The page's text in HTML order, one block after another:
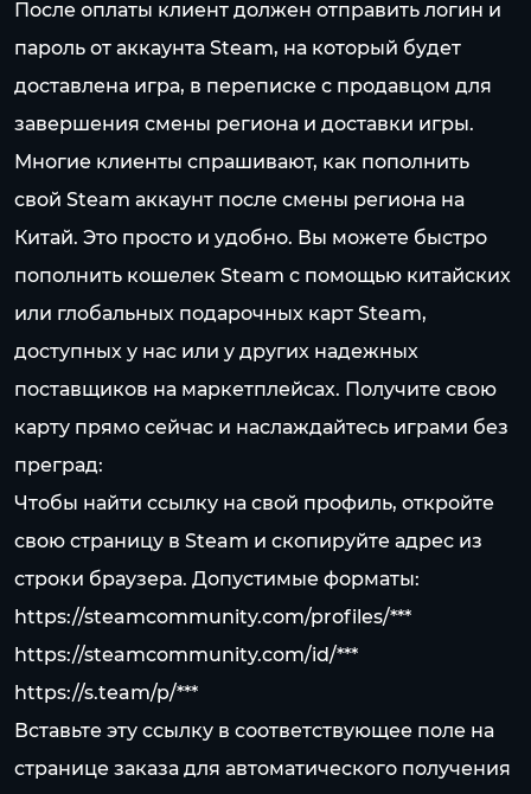
После оплаты клиент должен отправить логин и
пароль от аккаунта Steam, на который будет
доставлена игра, в переписке с продавцом для
завершения смены региона и доставки игры.
Многие клиенты спрашивают, как пополнить
свой Steam аккаунт после смены региона на
Китай. Это просто и удобно. Вы можете быстро
пополнить кошелек Steam с помощью китайских
или глобальных подарочных карт Steam,
доступных у нас или у других надежных
поставщиков на маркетплейсах. Получите свою
карту прямо сейчас и наслаждайтесь играми без
преград:
Чтобы найти ссылку на свой профиль, откройте
свою страницу в Steam и скопируйте адрес из
строки браузера. Допустимые форматы:
https://steamcommunity.com/profiles/***
https://steamcommunity.com/id/***
https://s.team/p/***
Вставьте эту ссылку в соответствующее поле на
странице заказа для автоматического получения